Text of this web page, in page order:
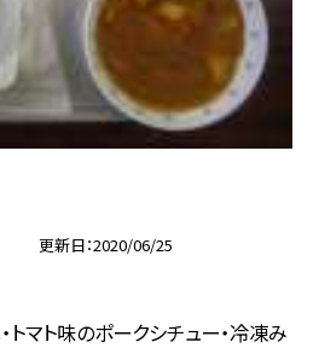
更新日 2020/06/25
トマト味のポークシチュー・冷凍み